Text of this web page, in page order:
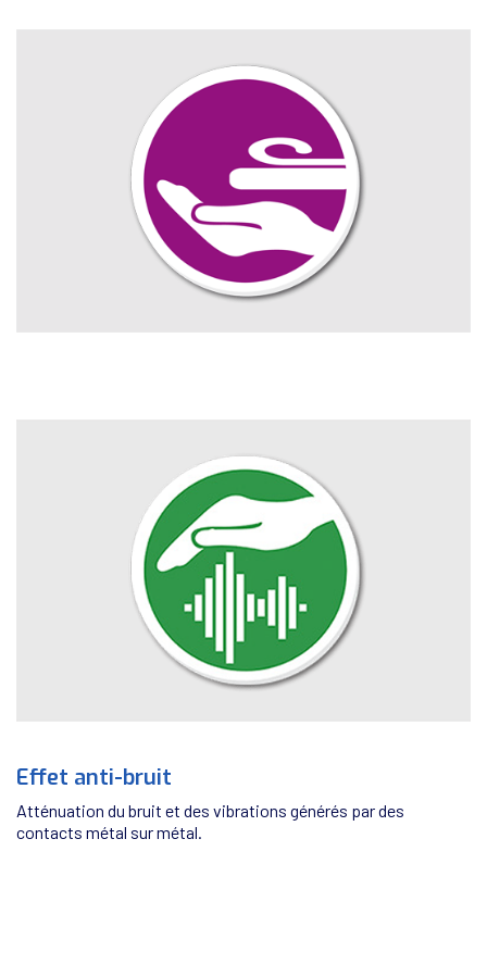
Effet anti-bruit
Atténuation du bruit et des vibrations générés par des
contacts métal sur métal.